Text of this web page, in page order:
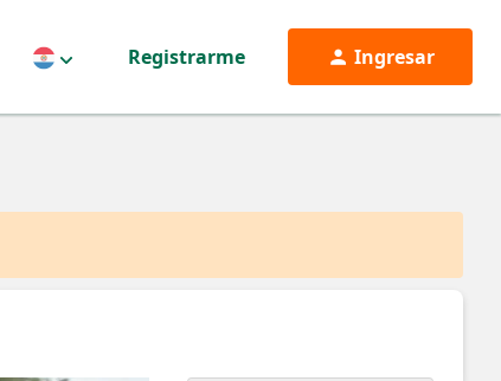
Paraguay
Registrarme Ingresar